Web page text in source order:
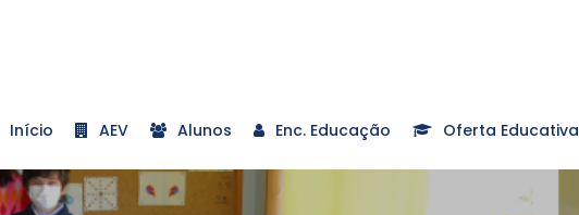
Início AEV Alunos Enc. Educação Oferta Educativa